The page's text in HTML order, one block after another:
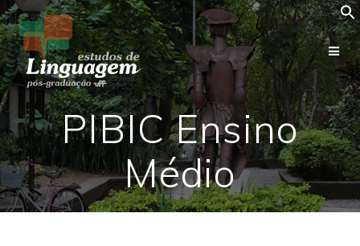
Skip
to
content
PIBIC Ensino
Médio